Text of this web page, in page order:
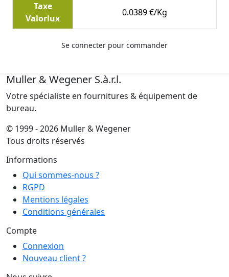
Taxe
Valorlux
0.0389 €/Kg
Se connecter pour commander
Muller & Wegener S.à.r.l.
Votre spécialiste en fournitures & équipement de
bureau.
© 1999 - 2026 Muller & Wegener
Tous droits réservés
Informations
Qui sommes-nous ?
RGPD
Mentions légales
Conditions générales
Compte
Connexion
Nouveau client ?